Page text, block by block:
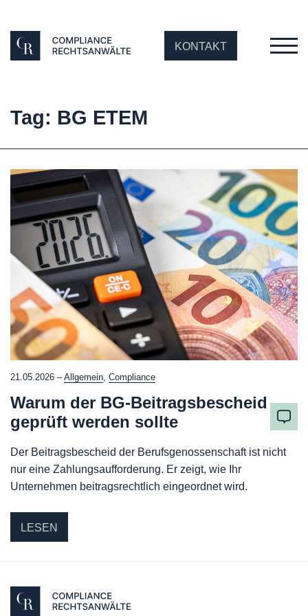
KONTAKT
Tag: BG ETEM
21.05.2026 –Allgemein, Compliance
Warum der BG-Beitragsbescheid
geprüft werden sollte
Der Beitragsbescheid der Berufsgenossenschaft ist nicht
nur eine Zahlungsaufforderung. Er zeigt, wie Ihr
Unternehmen beitragsrechtlich eingeordnet wird.
LESEN